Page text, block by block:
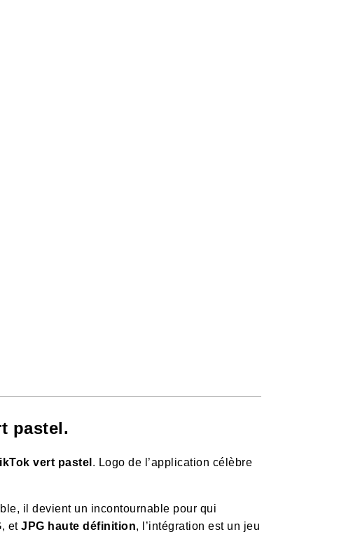
pastel.
vert pastel . Logo de l’application célèbre
il devient un incontournable pour qui
, etJPG haute définition, l’intégration est un jeu